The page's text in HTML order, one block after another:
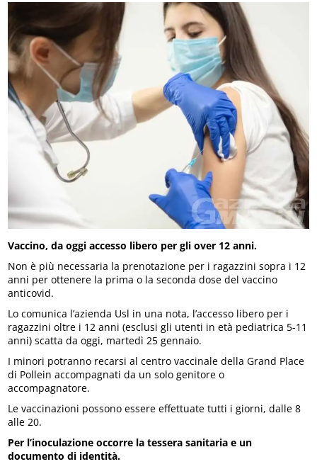
Vaccino, da oggi accesso libero per gli over 12 anni.
Non è più necessaria la prenotazione per i ragazzini sopra i 12
anni per ottenere la prima o la seconda dose del vaccino
anticovid.
Lo comunica l’azienda Usl in una nota, l’accesso libero per i
ragazzini oltre i 12 anni (esclusi gli utenti in età pediatrica 5-11
anni) scatta da oggi, martedì 25 gennaio.
I minori potranno recarsi al centro vaccinale della Grand Place
di Pollein accompagnati da un solo genitore o
accompagnatore.
Le vaccinazioni possono essere effettuate tutti i giorni, dalle 8
alle 20.
Per l’inoculazione occorre la tessera sanitaria e un
documento di identità.